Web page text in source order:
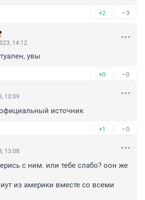
+2 –3
14:12
увы
+0 –0
13:09
источник
+1 –0
13:08
с ним. или тебе слабо? оон же
из америки вместе со всеми